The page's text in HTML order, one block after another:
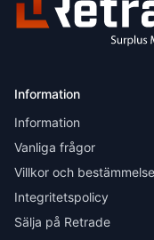
Information
Information
Vanliga frågor
Villkor och
Integritetspolicy
Sälja på Retrade